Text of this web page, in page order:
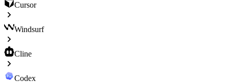
Cursor
Windsurf
Cline
Codex